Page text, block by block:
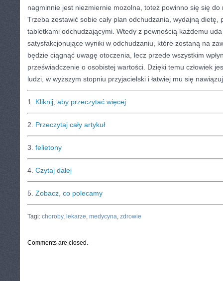
nagminnie jest niezmiernie mozolna, toteż powinno się się do
Trzeba zestawić sobie cały plan odchudzania, wydajną dietę,
tabletkami odchudzającymi. Wtedy z pewnością każdemu
satysfakcjonujące wyniki w odchudzaniu, które zostaną na
będzie ciągnąć uwagę otoczenia, lecz przede wszystkim
przeświadczenie o osobistej wartości. Dzięki temu człowiek
ludzi, w wyższym stopniu przyjacielski i łatwiej mu się
1. Kliknij, aby przeczytać więcej
2. Przeczytaj cały artykuł
3. felietony
4. Czytaj dalej
5. Zobacz, co polecamy
Tagi: choroby, lekarze, medycyna, zdrowie
Comments are closed.